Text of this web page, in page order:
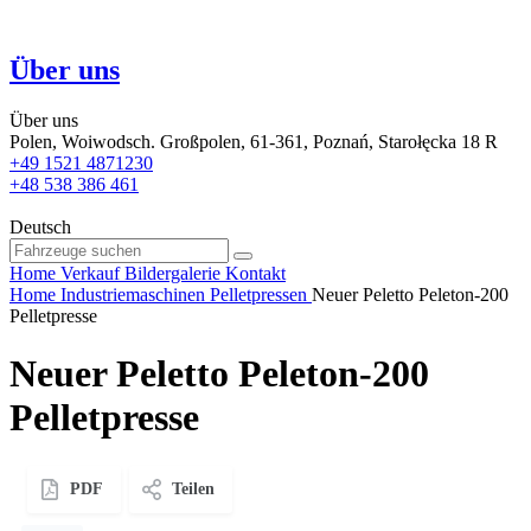
Über uns
Über uns
Polen, Woiwodsch. Großpolen, 61-361, Poznań, Starołęcka 18 R
+49 1521 4871230
+48 538 386 461
Deutsch
Home Verkauf Bildergalerie Kontakt
Home Industriemaschinen Pelletpressen Neuer Peletto Peleton-200
Pelletpresse
Neuer Peletto Peleton-200
Pelletpresse
PDF Teilen